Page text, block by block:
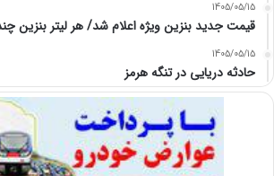
1405/05/15
قیمت جدید بنزین ویژه اعلام شد/ هر لیتر بنزین
1405/05/15
حادثه دریایی در تنگه هرمز